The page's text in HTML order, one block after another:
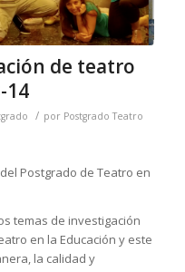
de teatro
14
/ por Postgrado Teatro
Postgrado de Teatro en
temas de investigación
en la Educación y este
la calidad y